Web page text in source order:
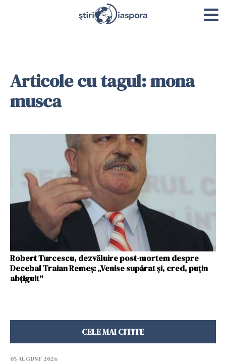
Articole cu tagul: mona
musca
Robert Turcescu, dezvăluire post-mortem despre
Decebal Traian Remeș: „Venise supărat și, cred, puțin
abțiguit“
CELE MAI CITITE
05 AUGUST 2026